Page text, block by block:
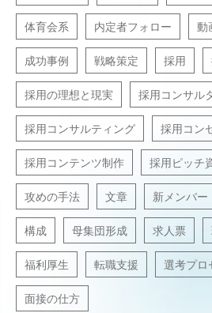
体育会系 内定者フォロー 動
成功事例 戦略策定 採用
採用の理想と現実 採用コンサル
採用コンサルティング 採用コン
採用コンテンツ制作 採用ピッチ
攻めの手法 文章 新メンバー
構成 母集団形成 求人票
福利厚生 転職支援 選考プロ
面接の仕方